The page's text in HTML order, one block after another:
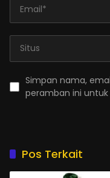
Simpan nama,
peramban ini
Pos Terkait